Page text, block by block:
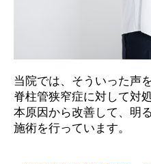
当院では、そういった声
脊柱管狭窄症に対して対
本原因から改善して、明
施術を行っています。